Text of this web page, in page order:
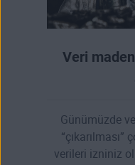
Veri
Günümüzde
verileri izniniz